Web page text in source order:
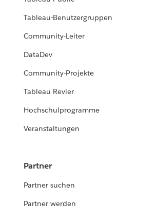
Tableau-Benutzergruppen
Community-Leiter
DataDev
Community-Projekte
Tableau Revier
Hochschulprogramme
Veranstaltungen
Partner
Partner suchen
Partner werden